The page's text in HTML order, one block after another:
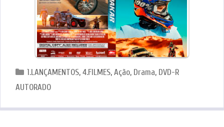
Categorias
1.LANÇAMENTOS,4.FILMES,Ação, Drama, DVD-R
AUTORADO